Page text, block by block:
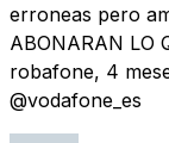
erroneas pero
ABONARAN LO
robafone, 4
@vodafone_es